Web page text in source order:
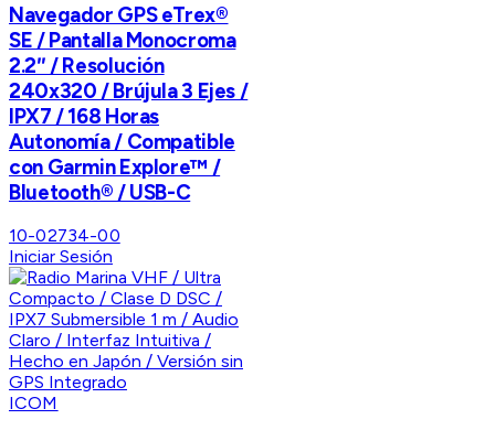
Navegador GPS eTrex®
SE / Pantalla Monocroma
2.2″ / Resolución
240x320 / Brújula 3 Ejes /
IPX7 / 168 Horas
Autonomía / Compatible
con Garmin Explore™ /
Bluetooth® / USB-C
10-02734-00
Iniciar Sesión
ICOM